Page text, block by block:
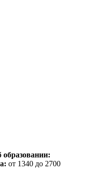
образовании:
от 1340 до 2700